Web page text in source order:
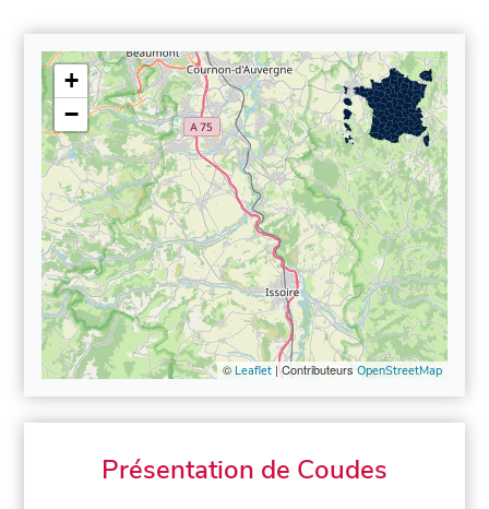
+
−
© Leaflet| Contributeurs OpenStreetMap
Présentation de Coudes